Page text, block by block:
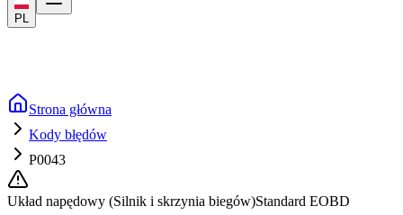
PL
Strona główna
Kody błędów
P0043
Układ napędowy (Silnik i skrzynia biegów)Standard EOBD